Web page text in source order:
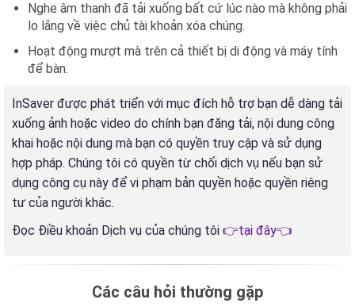
Nghe âm thanh đã tải xuống bất cứ lúc nào mà không phải
lo lắng về việc chủ tài khoản xóa chúng.
Hoạt động mượt mà trên cả thiết bị di động và máy tính
để bàn.
InSaver được phát triển với mục đích hỗ trợ bạn dễ dàng tải
xuống ảnh hoặc video do chính bạn đăng tải, nội dung công
khai hoặc nội dung mà bạn có quyền truy cập và sử dụng
hợp pháp. Chúng tôi có quyền từ chối dịch vụ nếu bạn sử
dụng công cụ này để vi phạm bản quyền hoặc quyền riêng
tư của người khác.
Đọc Điều khoản Dịch vụ của chúng tôi 👉tại đây👈
Các câu hỏi thường gặp